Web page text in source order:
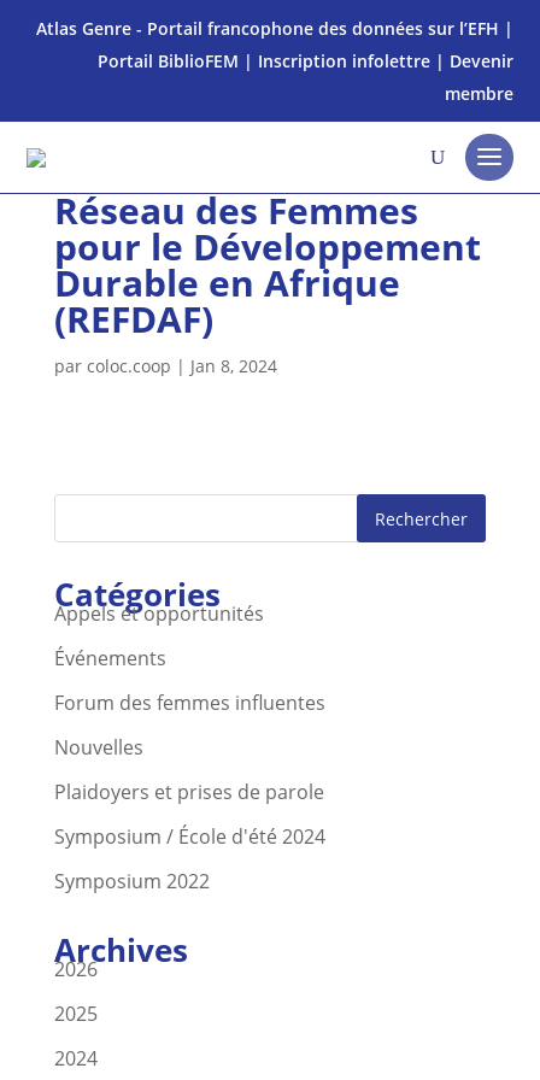
Atlas Genre - Portail francophone des données sur l’EFH |
Portail BiblioFEM | Inscription infolettre| Devenir
membre
Réseau des Femmes
pour le Développement
Durable en Afrique
(REFDAF)
par coloc.coop | Jan 8, 2024
Rechercher
Catégories
Appels et opportunités
Événements
Forum des femmes influentes
Nouvelles
Plaidoyers et prises de parole
Symposium / École d'été 2024
Symposium 2022
Archives
2026
2025
2024